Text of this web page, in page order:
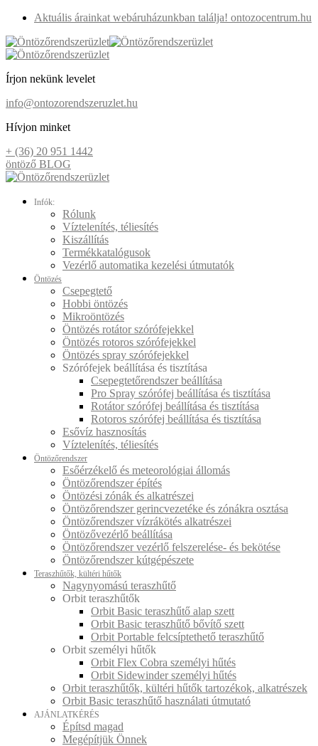
Aktuális árainkat webáruházunkban találja! ontozocentrum.hu
Írjon nekünk levelet
info@ontozorendszeruzlet.hu
Hívjon minket
+ (36) 20 951 1442
öntöző BLOG
Infók:
Rólunk
Víztelenítés, téliesítés
Kiszállítás
Termékkatalógusok
Vezérlő automatika kezelési útmutatók
Öntözés
Csepegtető
Hobbi öntözés
Mikroöntözés
Öntözés rotátor szórófejekkel
Öntözés rotoros szórófejekkel
Öntözés spray szórófejekkel
Szórófejek beállítása és tisztítása
Csepegtetőrendszer beállítása
Pro Spray szórófej beállítása és tisztítása
Rotátor szórófej beállítása és tisztítása
Rotoros szórófej beállítása és tisztítása
Esővíz hasznosítás
Víztelenítés, téliesítés
Öntözőrendszer
Esőérzékelő és meteorológiai állomás
Öntözőrendszer építés
Öntözési zónák és alkatrészei
Öntözőrendszer gerincvezetéke és zónákra osztása
Öntözőrendszer vízrákötés alkatrészei
Öntözővezérlő beállítása
Öntözőrendszer vezérlő felszerelése- és bekötése
Öntözőrendszer kútgépészete
Teraszhűtők, kültéri hűtők
Nagynyomású teraszhűtő
Orbit teraszhűtők
Orbit Basic teraszhűtő alap szett
Orbit Basic teraszhűtő bővítő szett
Orbit Portable felcsíptethető teraszhűtő
Orbit személyi hűtők
Orbit Flex Cobra személyi hűtés
Orbit Sidewinder személyi hűtés
Orbit teraszhűtők, kültéri hűtők tartozékok, alkatrészek
Orbit Basic teraszhűtő használati útmutató
AJÁNLATKÉRÉS
Építsd magad
Megépítjük Önnek